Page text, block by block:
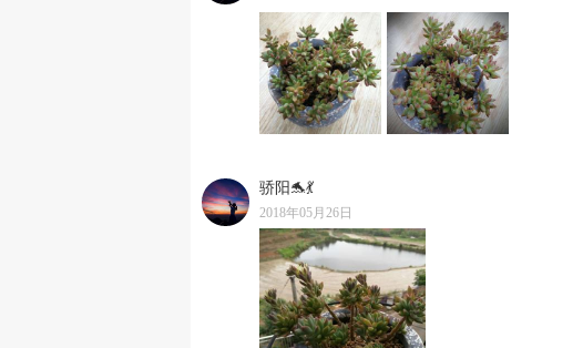
骄阳🐬💃
2018年05月26日